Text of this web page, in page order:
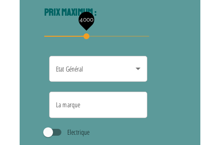
Prix maximum :
4000
Etat Général
La marque
Electrique